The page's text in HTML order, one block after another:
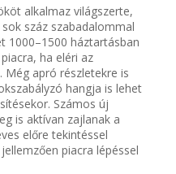
alkalmaz világszerte,
sok száz szabadalommal
1000–1500 háztartásban
ha eléri az
Még apró részletekre is
hangja is lehet
Számos új
is aktívan zajlanak a
előre tekintéssel
piacra lépéssel